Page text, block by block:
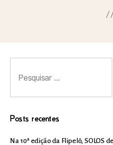
Posts recentes
Na 10ª edição da Flipelô, SOLOS